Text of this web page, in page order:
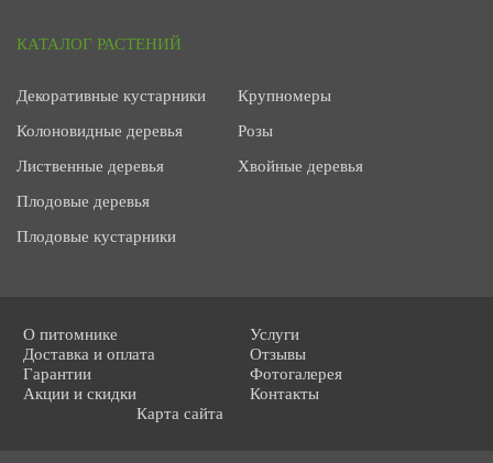
КАТАЛОГ РАСТЕНИЙ
Декоративные кустарники
Колоновидные деревья
Лиственные деревья
Плодовые деревья
Плодовые кустарники
Крупномеры
Розы
Хвойные деревья
О питомнике
Услуги
Доставка и оплата
Отзывы
Гарантии
Фотогалерея
Акции и скидки
Контакты
Карта сайта